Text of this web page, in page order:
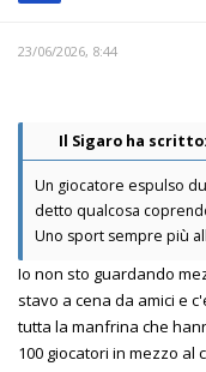
23/06/2026, 8:44
Il Sigaro ha scritto:
Un giocatore espulso
detto qualcosa
Uno sport sempre più
Io non sto guardando
stavo a cena da amici e
tutta la manfrina che
100 giocatori in mezzo al